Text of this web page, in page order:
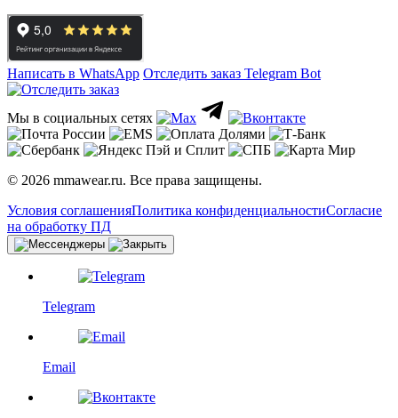
Написать в WhatsApp Отследить заказ Telegram Bot
Мы в социальных сетях
© 2026 mmawear.ru. Все права защищены.
Условия соглашенияПолитика конфиденциальностиСогласие
на обработку ПД
Telegram
Email